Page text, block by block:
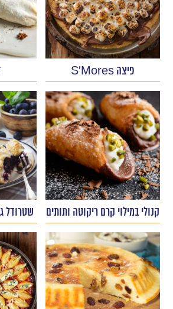
פיצה S’Mores
קנולי במילוי קרם ריקוטה ותותים שטרודל